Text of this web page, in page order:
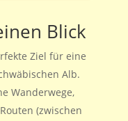
Blick
Ziel für eine
Alb.
Wanderwege,
(zwischen